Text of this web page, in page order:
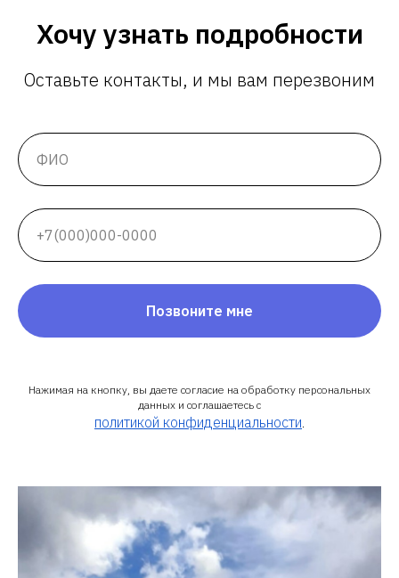
Хочу узнать подробности
Оставьте контакты, и мы вам перезвоним
Позвоните мне
Нажимая на кнопку, вы даете согласие на обработку персональных
данных и соглашаетесь c
политикой конфиденциальности